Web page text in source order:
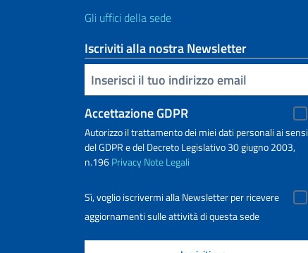
Gli uffici della sede
Iscriviti alla nostra Newsletter
Inserisci la tua email
Accettazione GDPR
Autorizzo il trattamento dei miei dati personali ai sensi
del GDPR e del Decreto Legislativo 30 giugno 2003,
n.196PrivacyNote Legali
Sì, voglio iscrivermi alla Newsletter per ricevere
aggiornamenti sulle attività di questa sede